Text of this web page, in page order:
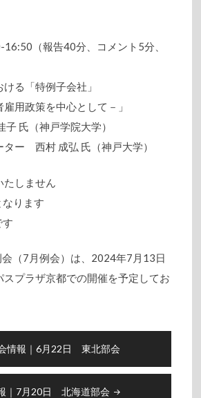
（報告40分、コメント5分、
ける「特例子会社」
用政策を中心として－」
氏（神戸学院大学）
ター 西村 成弘 氏（神戸大学）
しません
ります
（7月例会）は、2024年7月13日
スプラザ京都での開催を予定してお
情報｜6月22日 東北部会
｜7月20日 北海道部会